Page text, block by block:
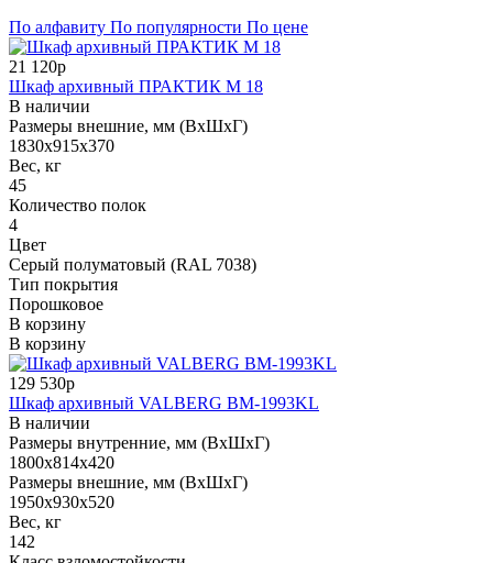
По алфавиту По популярности По цене
21 120р
Шкаф архивный ПРАКТИК М 18
В наличии
Размеры внешние, мм (ВхШхГ)
1830x915x370
Вес, кг
45
Количество полок
4
Цвет
Серый полуматовый (RAL 7038)
Тип покрытия
Порошковое
В корзину
В корзину
129 530р
Шкаф архивный VALBERG BM-1993KL
В наличии
Размеры внутренние, мм (ВхШхГ)
1800x814x420
Размеры внешние, мм (ВхШхГ)
1950x930x520
Вес, кг
142